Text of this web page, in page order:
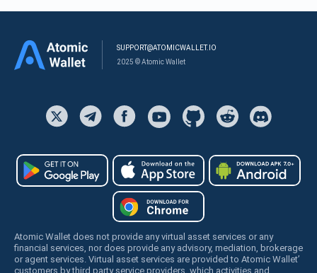
SUPPORT@ATOMICWALLET.IO
2025 © Atomic Wallet
Atomic Wallet does not provide any virtual asset services or any
financial services, nor does provide any advisory, mediation, brokerage
or agent services. Virtual asset services are provided to Atomic Wallet’
customers by third party service providers, which activities and